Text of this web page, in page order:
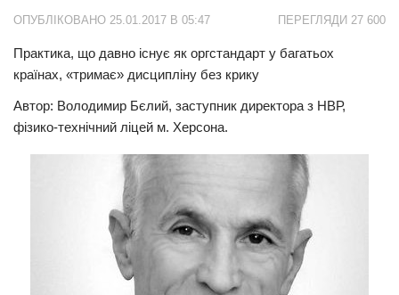
Харків
Донбас
Одеса
Схід
ПЕРЕГЛЯДИ 27 600
ОПУБЛІКОВАНО 25.01.2017 В 05:47
Практика, що давно існує як оргстандарт у багатьох
країнах, «тримає» дисципліну без крику
Автор: Володимир Бєлий, заступник директора з НВР,
фізико-технічний ліцей м. Херсона.